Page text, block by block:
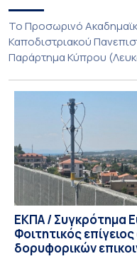
Το Προσωρινό
Καποδιστριακού
Παράρτημα Κύπρου
παράταση της
ενδιαφέροντος για την
Τμημάτων του
για το ακαδημαϊκό έτος
Αυγούστου 2026. […]
ΕΚΠΑ / Συγκρότημα
Φοιτητικός
δορυφορικών